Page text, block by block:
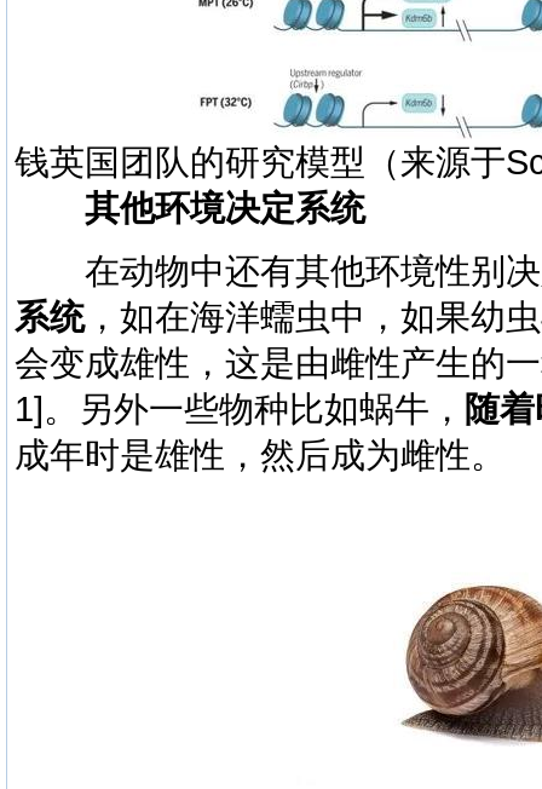
钱英国团队的研究模型（来源于
其他环境决定系统
在动物中还有其他环境性别决
系统，如在海洋蠕虫中，如果幼
会变成雄性，这是由雌性产生的
1]。另外一些物种比如蜗牛， 随
成年时是雄性，然后成为雌性。